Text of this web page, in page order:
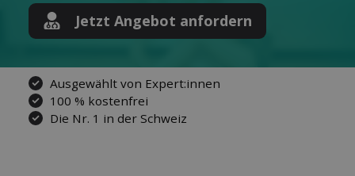
Jetzt Angebot anfordern
Ausgewählt von Expert:innen
100 % kostenfrei
Die Nr. 1 in der Schweiz